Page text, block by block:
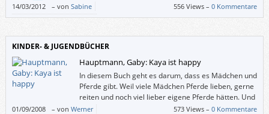
14/03/2012 – von Sabine 556 Views –0 Kommentare
KINDER- & JUGENDBÜCHER
Hauptmann, Gaby: Kaya ist happy
In diesem Buch geht es darum, dass es Mädchen und
Pferde gibt. Weil viele Mädchen Pferde lieben, gerne
reiten und noch viel lieber eigene Pferde hätten. Und
für diese Mädchen ist dieses Buch auch geschrieben.
01/09/2008 – von Werner 573 Views –0 Kommentare